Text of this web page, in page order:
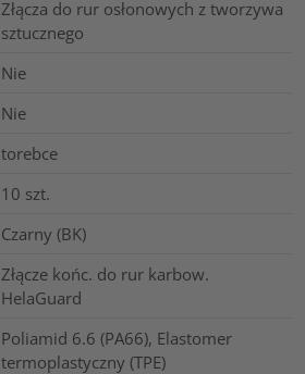
Złącza do rur osłonowych z tworzywa
sztucznego
Nie
Nie
torebce
10 szt.
Czarny (BK)
Złącze końc. do rur karbow.
HelaGuard
Poliamid 6.6 (PA66), Elastomer
termoplastyczny (TPE)